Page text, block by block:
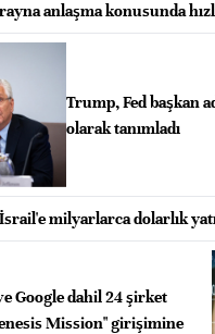
anlaşma konusunda
Trump, Fed başkan
olarak tanımladı
milyarlarca dolarlık
Google dahil 24 şirket
Mission" girişimine